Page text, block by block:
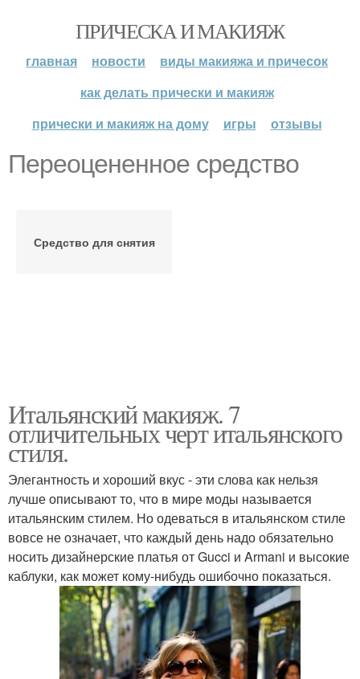
ПРИЧЕСКА И МАКИЯЖ
главная новости
виды макияжа и причесок
как делать прически и макияж
прически и макияж на дому
игры отзывы
Переоцененное средство
Средство для снятия
Итальянский макияж. 7
отличительных черт итальянского
стиля.
Элегантность и хороший вкус - эти слова как нельзя
лучше описывают то, что в мире моды называется
итальянским стилем. Но одеваться в итальянском стиле
вовсе не означает, что каждый день надо обязательно
носить дизайнерские платья от Gucci и Armani и высокие
каблуки, как может кому-нибудь ошибочно показаться.